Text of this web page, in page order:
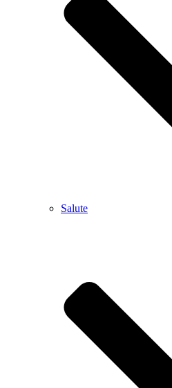
Salute